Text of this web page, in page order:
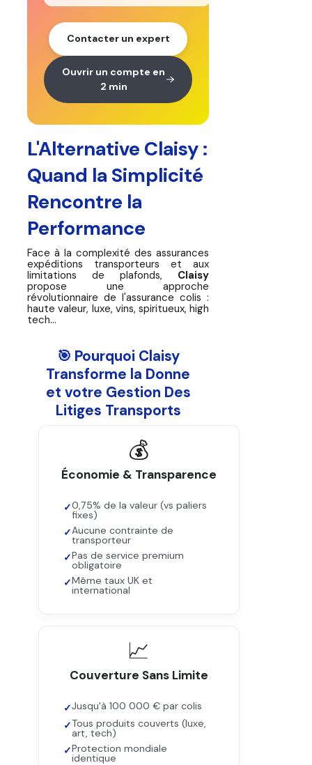
Contacter un expert
Ouvrir un compte en
2 min
L'Alternative Claisy :
Quand la Simplicité
Rencontre la
Performance
Face à la complexité des assurances
expéditions transporteurs et aux
limitations de plafonds, Claisy
propose une approche
révolutionnaire de l'assurance colis :
haute valeur, luxe, vins, spiritueux, high
tech...
🎯 Pourquoi Claisy
Transforme la Donne
et votre Gestion Des
Litiges Transports
💰
Économie & Transparence
0,75% de la valeur (vs paliers
fixes)
Aucune contrainte de
transporteur
Pas de service premium
obligatoire
Même taux UK et
international
📈
Couverture Sans Limite
Jusqu'à 100 000 € par colis
Tous produits couverts (luxe,
art, tech)
Protection mondiale
identique